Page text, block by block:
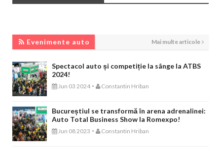
Evenimente auto Mai multe articole
Spectacol auto și competiție la sânge la ATBS
2024!
Jun 03 2024 - Constantin Hriban
Bucureștiul se transformă în arena adrenalinei:
Auto Total Business Show la Romexpo!
Jun 08 2023 - Constantin Hriban